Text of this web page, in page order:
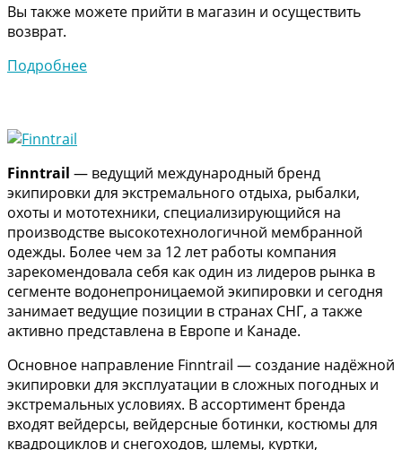
Вы также можете прийти в магазин и осуществить
возврат.
Подробнее
Finntrail — ведущий международный бренд
экипировки для экстремального отдыха, рыбалки,
охоты и мототехники, специализирующийся на
производстве высокотехнологичной мембранной
одежды. Более чем за 12 лет работы компания
зарекомендовала себя как один из лидеров рынка в
сегменте водонепроницаемой экипировки и сегодня
занимает ведущие позиции в странах СНГ, а также
активно представлена в Европе и Канаде.
Основное направление Finntrail — создание надёжной
экипировки для эксплуатации в сложных погодных и
экстремальных условиях. В ассортимент бренда
входят вейдерсы, вейдерсные ботинки, костюмы для
квадроциклов и снегоходов, шлемы, куртки,